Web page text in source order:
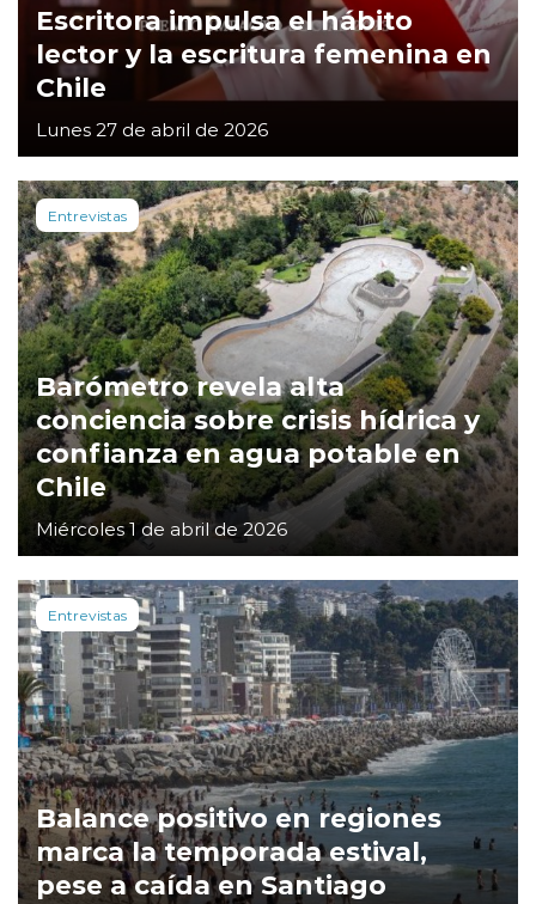
Escritora impulsa el hábito
lector y la escritura femenina en
Chile
Lunes 27 de abril de 2026
Entrevistas
Barómetro revela alta
conciencia sobre crisis hídrica y
confianza en agua potable en
Chile
Miércoles 1 de abril de 2026
Entrevistas
Balance positivo en regiones
marca la temporada estival,
pese a caída en Santiago